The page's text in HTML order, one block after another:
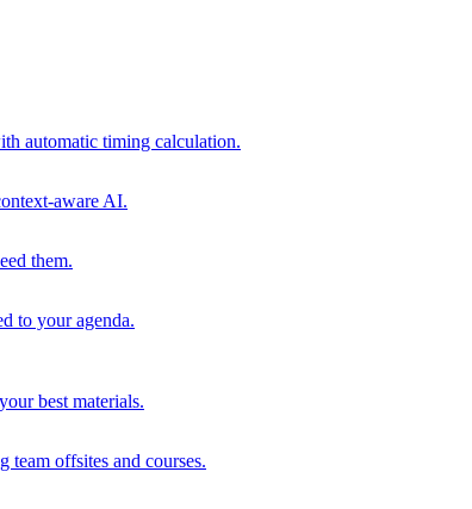
automatic timing calculation.
aware AI.
them.
to your agenda.
best materials.
team offsites and courses.